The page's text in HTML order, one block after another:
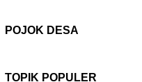
POJOK DESA
TOPIK POPULER